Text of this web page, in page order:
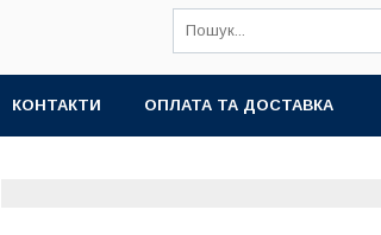
КОНТАКТИ ОПЛАТА ТА ДОСТАВКА